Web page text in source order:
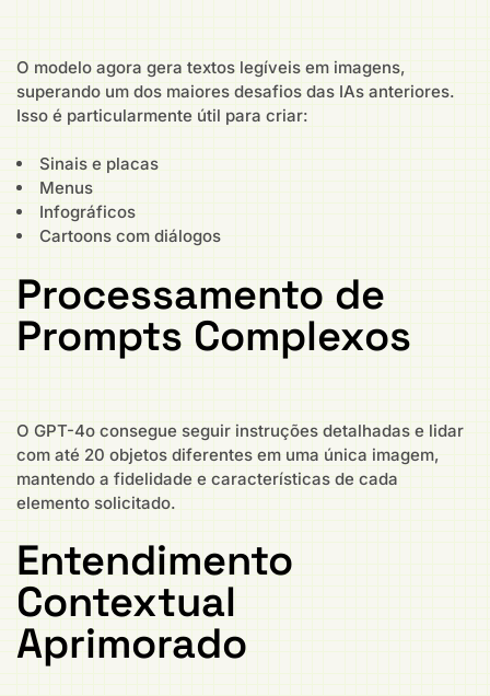
O modelo agora gera textos legíveis em imagens,
superando um dos maiores desafios das IAs anteriores.
Isso é particularmente útil para criar:
Sinais e placas
Menus
Infográficos
Cartoons com diálogos
Processamento de
Prompts Complexos
O GPT-4o consegue seguir instruções detalhadas e lidar
com até 20 objetos diferentes em uma única imagem,
mantendo a fidelidade e características de cada
elemento solicitado.
Entendimento
Contextual
Aprimorado